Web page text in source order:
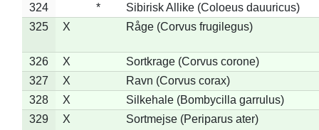
324 *
Sibirisk Allike (Coloeus dauuricus)
325
X Råge (Corvus frugilegus)
326 X
Sortkrage (Corvus corone)
327
X
Ravn (Corvus corax)
328
X
Silkehale (Bombycilla garrulus)
329
X Sortmejse (Periparus ater)